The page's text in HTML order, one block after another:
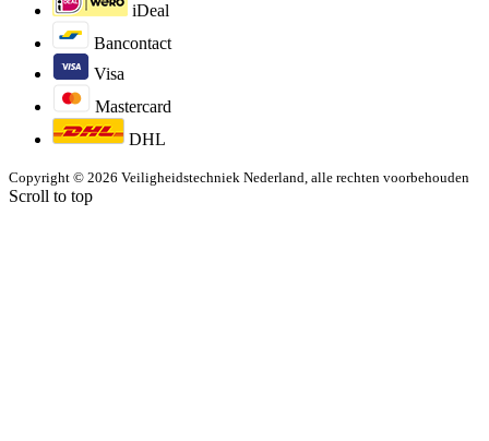
iDeal
Bancontact
Visa
Mastercard
DHL
Copyright © 2026 Veiligheidstechniek Nederland, alle rechten voorbehouden
Scroll to top